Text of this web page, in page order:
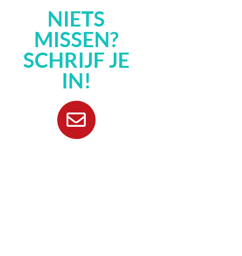
NIETS
MISSEN?
SCHRIJF JE
IN!